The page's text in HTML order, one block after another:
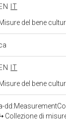
IT
del bene
IT
del bene
Collezione di